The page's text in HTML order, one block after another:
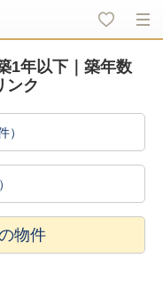
1年以下｜築年数
ンク
）
物件